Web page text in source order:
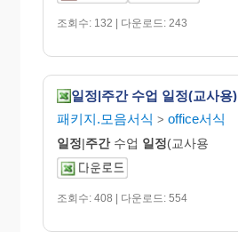
조회수: 132 | 다운로드: 243
일정|주간 수업 일정(교사용)
패키지.모음서식 > office서식
일정|주간수업 일정(교사용
조회수: 408 | 다운로드: 554